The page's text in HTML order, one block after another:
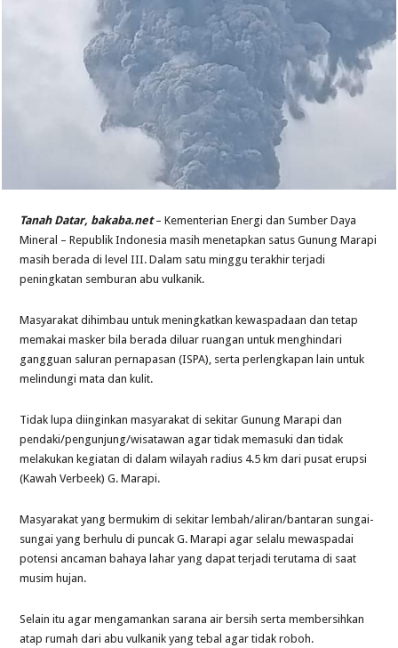
Tanah Datar, bakaba.net– Kementerian Energi dan Sumber Daya
Mineral – Republik Indonesia masih menetapkan satus Gunung Marapi
masih berada di level III. Dalam satu minggu terakhir terjadi
peningkatan semburan abu vulkanik.
Masyarakat dihimbau untuk meningkatkan kewaspadaan dan tetap
memakai masker bila berada diluar ruangan untuk menghindari
gangguan saluran pernapasan (ISPA), serta perlengkapan lain untuk
melindungi mata dan kulit.
Tidak lupa diinginkan masyarakat di sekitar Gunung Marapi dan
pendaki/pengunjung/wisatawan agar tidak memasuki dan tidak
melakukan kegiatan di dalam wilayah radius 4.5 km dari pusat erupsi
(Kawah Verbeek) G. Marapi.
Masyarakat yang bermukim di sekitar lembah/aliran/bantaran sungai-
sungai yang berhulu di puncak G. Marapi agar selalu mewaspadai
potensi ancaman bahaya lahar yang dapat terjadi terutama di saat
musim hujan.
Selain itu agar mengamankan sarana air bersih serta membersihkan
atap rumah dari abu vulkanik yang tebal agar tidak roboh.